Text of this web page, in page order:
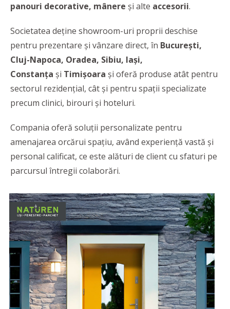
panouri decorative, mânere și alte accesorii.
Societatea deține showroom-uri proprii deschise
pentru prezentare și vânzare direct, în București,
Cluj-Napoca, Oradea, Sibiu, Iași,
Constanța și Timișoara și oferă produse atât pentru
sectorul rezidențial, cât și pentru spații specializate
precum clinici, birouri și hoteluri.
Compania oferă soluţii personalizate pentru
amenajarea orcărui spaţiu, având experienţă vastă şi
personal calificat, ce este alături de client cu sfaturi pe
parcursul întregii colaborări.